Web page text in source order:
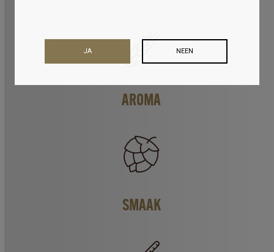
AROMA
SMAAK
NEEN
JA